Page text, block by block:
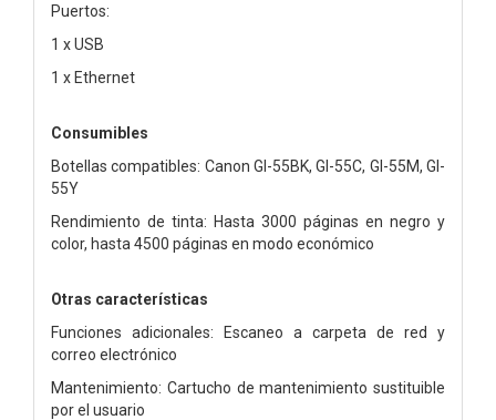
Puertos:
1 x USB
1 x Ethernet
Consumibles
Botellas compatibles: Canon GI-55BK, GI-55C, GI-55M, GI-
55Y
Rendimiento de tinta: Hasta 3000 páginas en negro y
color, hasta 4500 páginas en modo económico
Otras características
Funciones adicionales: Escaneo a carpeta de red y
correo electrónico
Mantenimiento: Cartucho de mantenimiento sustituible
por el usuario